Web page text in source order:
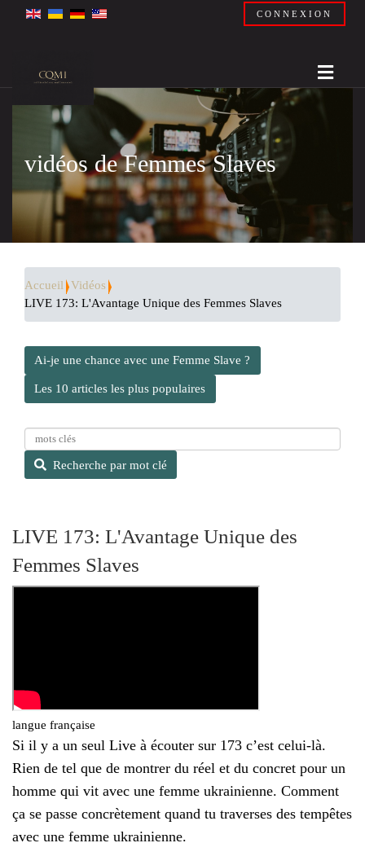
CONNEXION
vidéos de Femmes Slaves
Accueil Vidéos
LIVE 173: L'Avantage Unique des Femmes Slaves
Ai-je une chance avec une Femme Slave ?
Les 10 articles les plus populaires
e
c
h
t
l
é
Recherche par mot clé
LIVE 173: L'Avantage Unique des
Femmes Slaves
langue française
Si il y a un seul Live à écouter sur 173 c’est celui-là.
Rien de tel que de montrer du réel et du concret pour un
homme qui vit avec une femme ukrainienne. Comment
ça se passe concrètement quand tu traverses des tempêtes
avec une femme ukrainienne.